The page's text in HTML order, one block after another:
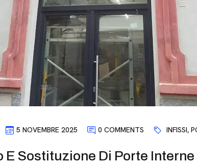
5 NOVEMBRE 2025 0 COMMENTS INFISSI,
E Sostituzione Di Porte